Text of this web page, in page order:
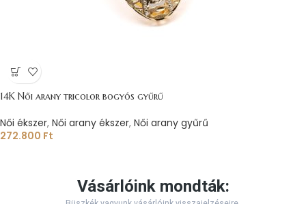
14K Női arany tricolor bogyós gyűrű
Női ékszer, Női arany ékszer, Női arany gyűrű
272.800 Ft